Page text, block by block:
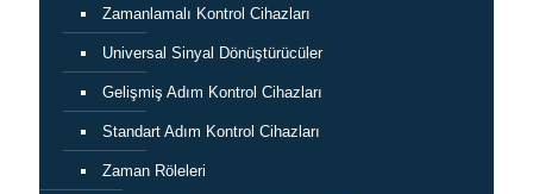
Zamanlamalı Kontrol Cihazları
Universal Sinyal Dönüştürücüler
Gelişmiş Adım Kontrol Cihazları
Standart Adım Kontrol Cihazları
Zaman Röleleri